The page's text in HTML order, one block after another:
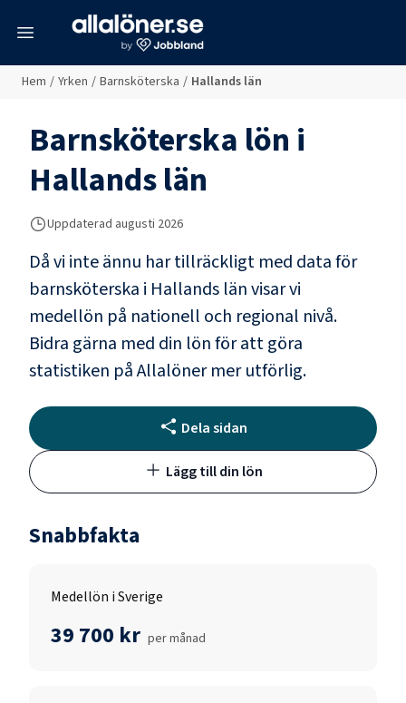
Hem / Yrken / Barnsköterska / Hallands län
Barnsköterska lön i
Hallands län
Uppdaterad augusti 2026
Då vi inte ännu har tillräckligt med data för
barnsköterska i Hallands länvisar vi
medellön på nationell och regional nivå.
Bidra gärna med din lön för att göra
statistiken på Allalöner mer utförlig.
Dela sidan
Lägg till din lön
Snabbfakta
Medellön i Sverige
39 700 kr per månad